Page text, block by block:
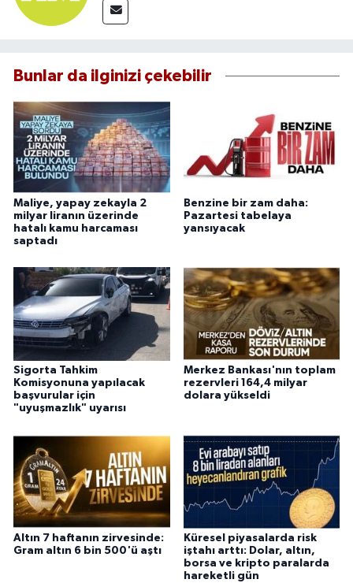
Bunlar da ilginizi çekebilir
Maliye, yapay zekayla 2
milyar liranın üzerinde
hatalı kamu harcaması
saptadı
Benzine bir zam daha:
Pazartesi tabelaya
yansıyacak
Sigorta Tahkim
Komisyonuna yapılacak
başvurular için
"uyuşmazlık" uyarısı
Merkez Bankası'nın toplam
rezervleri 164,4 milyar
dolara yükseldi
Altın 7 haftanın zirvesinde:
Gram altın 6 bin 500'ü aştı
Küresel piyasalarda risk
iştahı arttı: Dolar, altın,
borsa ve kripto paralarda
hareketli gün